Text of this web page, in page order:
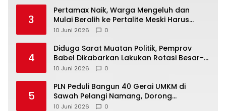
3
‎Pertamax Naik, Warga Mengeluh dan
Mulai Beralih ke Pertalite Meski Harus
10 Juni 2026 0
4
‎Diduga Sarat Muatan Politik, Pemprov
Babel Dikabarkan Lakukan Rotasi Besar-
10 Juni 2026 0
5
‎PLN Peduli Bangun 40 Gerai UMKM di
Sawah Pelangi Namang, Dorong
10 Juni 2026 0